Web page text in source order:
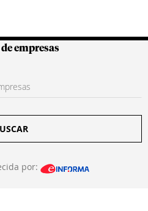
Colombianas
empresas
por: